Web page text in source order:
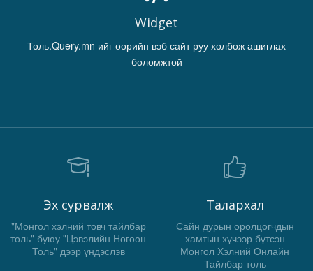
Widget
Толь.Query.mn ийг өөрийн вэб сайт руу холбож ашиглах
боломжтой
Эх сурвалж
"Монгол хэлний товч тайлбар
толь" буюу "Цэвэлийн Ногоон
Толь" дээр үндэслэв
Талархал
Сайн дурын оролцогчдын
хамтын хүчээр бүтсэн
Монгол Хэлний Онлайн
Тайлбар толь